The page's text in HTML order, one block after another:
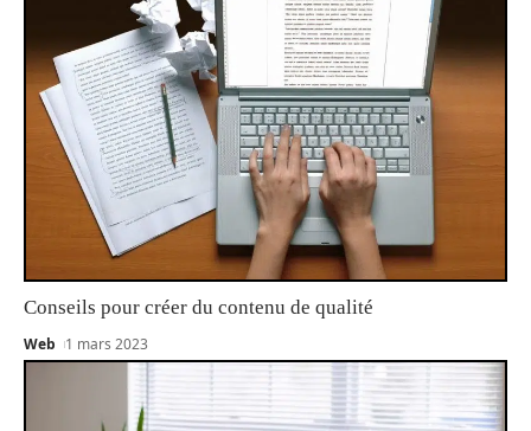
Conseils pour créer du contenu de qualité
Web 1 mars 2023